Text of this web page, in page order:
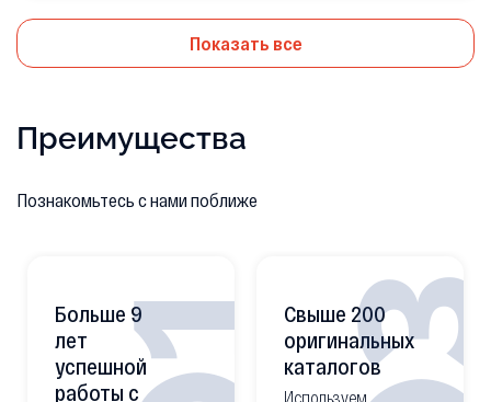
Показать все
Преимущества
Познакомьтесь с нами поближе
Больше 9
лет
успешной
работы с
Свыше 200
оригинальных
каталогов
Используем